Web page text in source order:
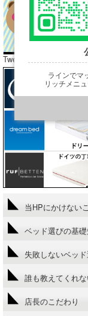
Tweets by araibed300
当HPにかけない
ベッド選びの基
失敗しないベッ
誰も教えてくれ
店長のこだわり
ラインでマ
リッチメニ